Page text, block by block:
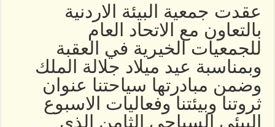
مغلقة
عقدت جمعية البيئة الاردنية
بالتعاون مع الاتحاد العام
للجمعيات الخيرية في العقبة
وبمناسبة عيد ميلاد جلالة الملك
وضمن مبادرتها سياحتنا عنوان
ثروتنا وبيئتنا وفعاليات الاسبوع
البيئي السياحي الثامن الذي